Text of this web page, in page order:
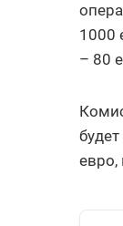
1000
– 80